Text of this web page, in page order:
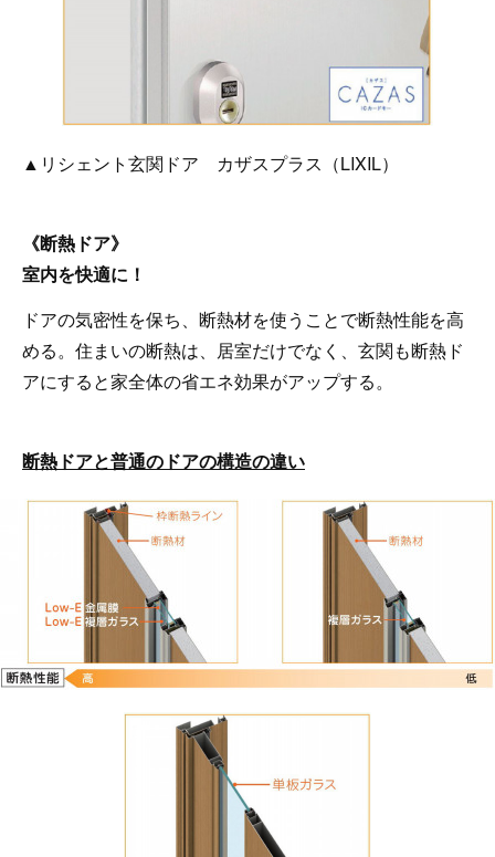
▲リシェント玄関ドア カザスプラス（LIXIL）
《断熱ドア》
室内を快適に！
ドアの気密性を保ち、断熱材を使うことで断熱性能を高
める。住まいの断熱は、居室だけでなく、玄関も断熱ド
アにすると家全体の省エネ効果がアップする。
断熱ドアと普通のドアの構造の違い